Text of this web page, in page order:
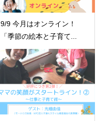
9/9 今月はオンライン！
「季節の絵本と子育て...